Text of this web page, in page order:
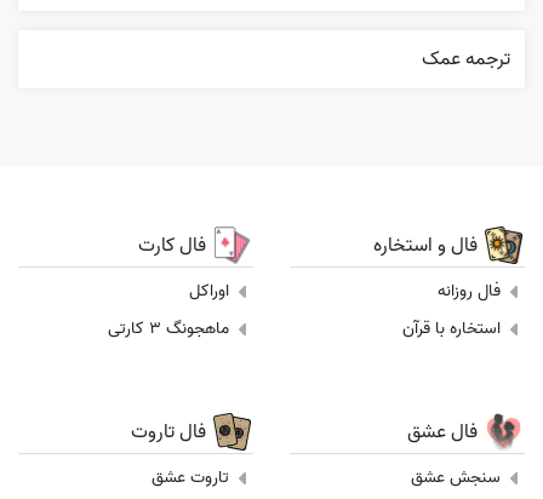
ترجمه عمک
فال و استخاره
فال روزانه
استخاره با قرآن
فال کارت
اوراکل
ماهجونگ 3 کارتی
فال عشق
سنجش عشق
فال تاروت
تاروت عشق